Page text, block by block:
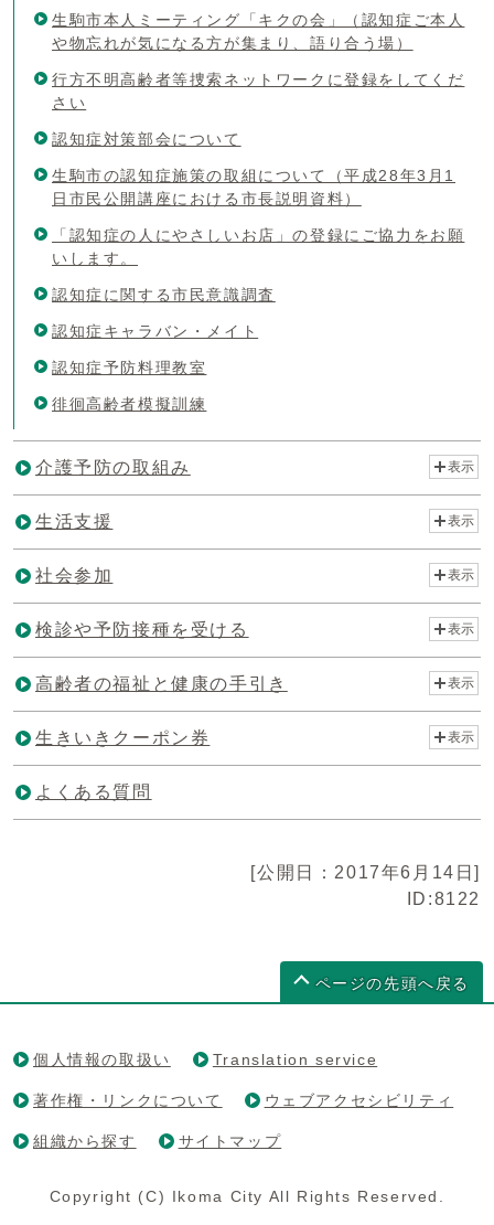
生駒市本人ミーティング「キクの会」（認知症ご本人
や物忘れが気になる方が集まり、語り合う場）
行方不明高齢者等捜索ネットワークに登録をしてくだ
さい
認知症対策部会について
生駒市の認知症施策の取組について（平成28年3月1
日市民公開講座における市長説明資料）
「認知症の人にやさしいお店」の登録にご協力をお願
いします。
認知症に関する市民意識調査
認知症キャラバン・メイト
認知症予防料理教室
徘徊高齢者模擬訓練
介護予防の取組み 表示
生活支援 表示
社会参加 表示
検診や予防接種を受ける 表示
高齢者の福祉と健康の手引き 表示
生きいきクーポン券 表示
よくある質問
[公開日：2017年6月14日]
ID:8122
ページの先頭へ戻る
個人情報の取扱い Translation service
著作権・リンクについて ウェブアクセシビリティ
組織から探す サイトマップ
Copyright (C) Ikoma City All Rights Reserved.